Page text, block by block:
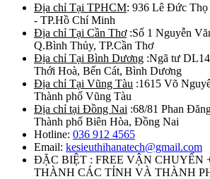
Địa chỉ Tại TPHCM: 936 Lê Đức Thọ
- TP.Hồ Chí Minh
Địa chỉ Tại Cần Thơ:Số 1 Nguyễn
Q.Bình Thủy, TP.Cần Thơ
Địa chỉ Tại Bình Dương :Ngã tư
Thới Hoà, Bến Cát, Bình Dương
Địa chỉ Tại Vũng Tàu :1615 Võ
Thành phố Vũng Tàu
Địa chỉ tại Đồng Nai :68/81 Phan
Thành phố Biên Hòa, Đồng Nai
Hotline: 036 912 4565
Email: kesieuthihanatech@gmail.com
ĐẶC BIỆT : FREE VẬN CHUYỂN
THÀNH CÁC TỈNH VÀ THÀNH